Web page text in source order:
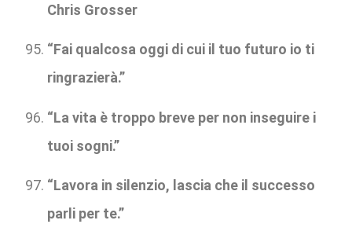
Chris Grosser
“Fai qualcosa oggi di cui il tuo futuro io ti
ringrazierà.”
“La vita è troppo breve per non inseguire i
tuoi sogni.”
“Lavora in silenzio, lascia che il successo
parli per te.”